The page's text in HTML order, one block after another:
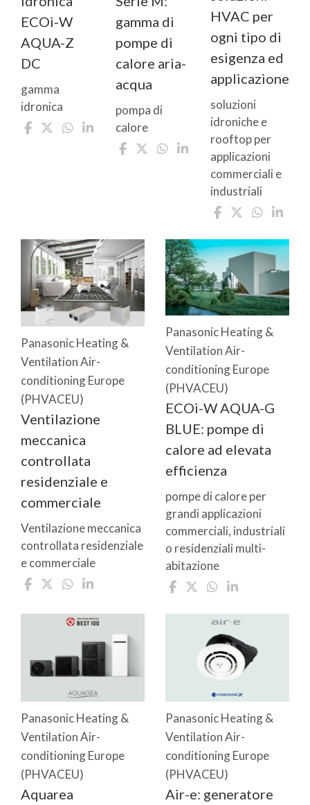
ECOi-W
AQUA-Z
DC
gamma
idronica
gamma di
pompe di
calore aria-
acqua
pompa di
calore
HVAC per
ogni tipo di
esigenza ed
applicazione
soluzioni
idroniche e
rooftop per
applicazioni
commerciali e
industriali
Panasonic Heating &
Ventilation Air-
conditioning Europe
(PHVACEU)
Ventilazione
meccanica
controllata
residenziale e
commerciale
Ventilazione meccanica
controllata residenziale
e commerciale
Panasonic Heating &
Ventilation Air-
conditioning Europe
(PHVACEU)
ECOi-W AQUA-G
BLUE: pompe di
calore ad elevata
efficienza
pompe di calore per
grandi applicazioni
commerciali, industriali
o residenziali multi-
abitazione
Panasonic Heating &
Ventilation Air-
conditioning Europe
(PHVACEU)
Aquarea
Panasonic Heating &
Ventilation Air-
conditioning Europe
(PHVACEU)
Air-e: generatore